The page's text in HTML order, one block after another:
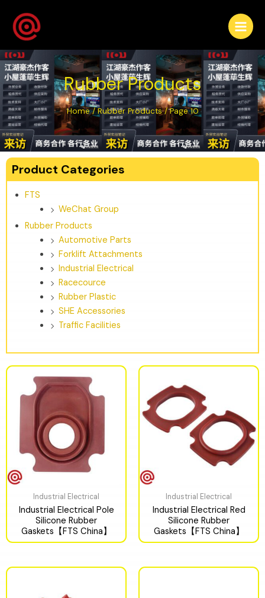
Rubber Products
Home/Rubber Products/ Page 10
Product Categories
FTS
WeChat Group
Rubber Products
Automotive Parts
Forklift Attachments
Industrial Electrical
Racecource
Rubber Plastic
SHE Accessories
Traffic Facilities
Industrial Electrical
Industrial Electrical Pole
Silicone Rubber
Gaskets【FTS China】
Industrial Electrical
Industrial Electrical Red
Silicone Rubber
Gaskets【FTS China】